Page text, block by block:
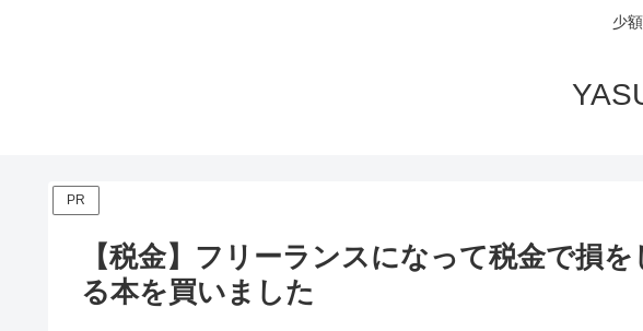
少
PR
【税金】フリーランスになって税金で損
る本を買いました